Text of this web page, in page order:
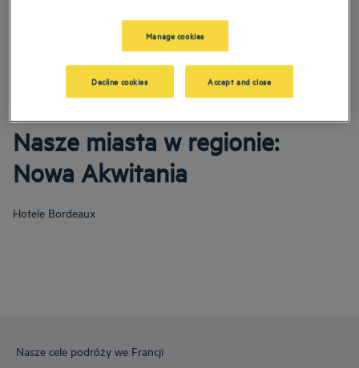
Nasze hotele Golden Tulip witają Cię w: Nowa Akwitania. Restauracje, parking,
dostępna sala konferencyjna, wygodne pokoje — robimy, co w naszej mocy, aby
Twój pobyt był jak najbardziej komfortowy. Nasza szeroka paleta usług z
pewnością uprzyjemni Ci czas odpoczynku i regeneracji.
Nasze miasta w regionie:
Nowa Akwitania
Hotele Bordeaux
Nasze cele podróży we Francji
Manage cookies
Decline cookies Accept and close